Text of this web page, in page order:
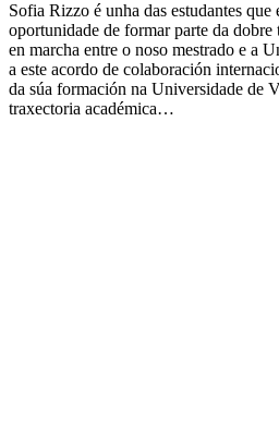
Sofia Rizzo é unha das estudantes que
oportunidade de formar parte da dobre
en marcha entre o noso mestrado e a
a este acordo de colaboración
da súa formación na Universidade de
traxectoria académica…